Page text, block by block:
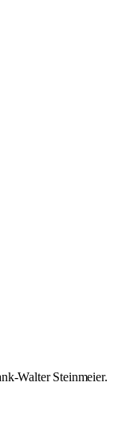
Walter Steinmeier.